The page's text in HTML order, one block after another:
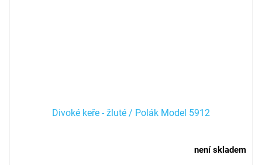
Divoké keře - žluté / Polák Model 5912
není skladem